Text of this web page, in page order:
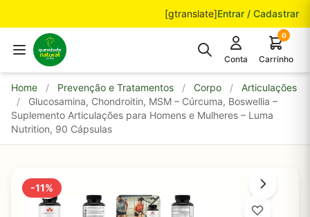
[gtranslate]Entrar / Cadastrar
Conta
0
Carrinho
Home / Prevenção e Tratamentos / Corpo /
Articulações
/
Glucosamina, Chondroitin, MSM – Cúrcuma, Boswellia –
Suplemento Articulações para Homens e Mulheres – Luma
Nutrition, 90 Cápsulas
-11%